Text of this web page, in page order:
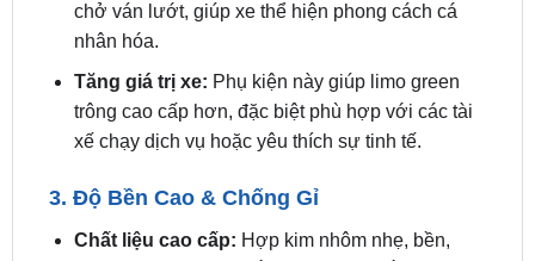
Tăng giá trị xe:Phụ kiện này giúp limo green
trông cao cấp hơn, đặc biệt phù hợp với các tài
xế chạy dịch vụ hoặc yêu thích sự tinh tế.
3. Độ Bền Cao & Chống Gỉ
chịu được thời tiết khắc nghiệt như nắng nóng
hoặc mưa lớn tại Việt Nam.